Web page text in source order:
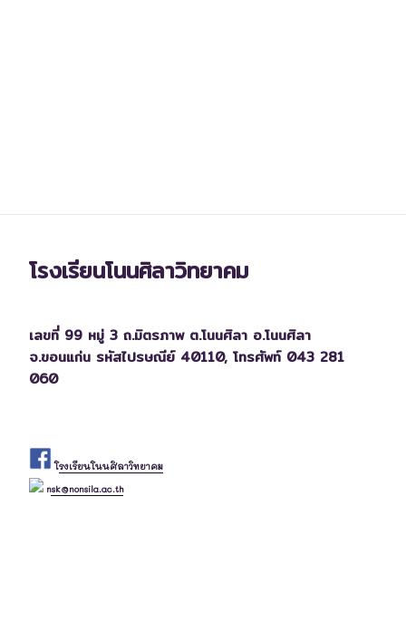
โรงเรียนโนนศิลาวิทยาคม
เลขที่ 99 หมู่ 3 ถ.มิตรภาพ ต.โนนศิลา อ.โนนศิลา
จ.ขอนแก่น รหัสไปรษณีย์ 40110, โทรศัพท์ 043 281
060
โรงเรียนโนนศิลาวิทยาคม
nsk@nonsila.ac.th